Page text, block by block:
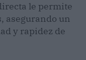
le permite
asegurando un
y rapidez de